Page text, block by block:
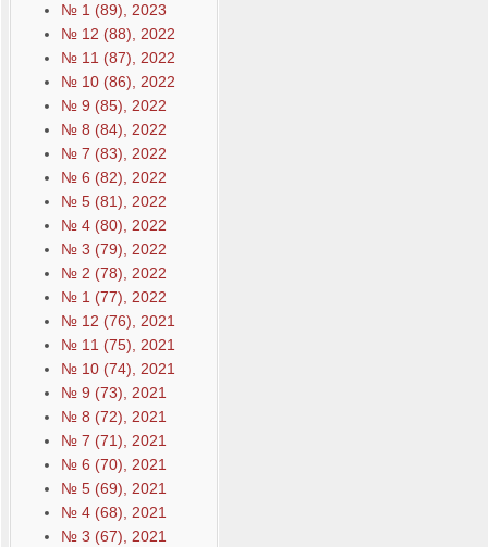
№ 1 (89), 2023
№ 12 (88), 2022
№ 11 (87), 2022
№ 10 (86), 2022
№ 9 (85), 2022
№ 8 (84), 2022
№ 7 (83), 2022
№ 6 (82), 2022
№ 5 (81), 2022
№ 4 (80), 2022
№ 3 (79), 2022
№ 2 (78), 2022
№ 1 (77), 2022
№ 12 (76), 2021
№ 11 (75), 2021
№ 10 (74), 2021
№ 9 (73), 2021
№ 8 (72), 2021
№ 7 (71), 2021
№ 6 (70), 2021
№ 5 (69), 2021
№ 4 (68), 2021
№ 3 (67), 2021